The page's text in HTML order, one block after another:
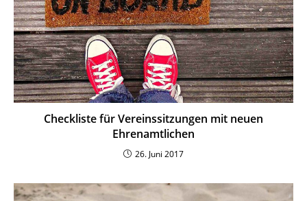
Check­liste für Vereins­sit­zungen mit neuen
Ehrenamtlichen
26. Juni 2017